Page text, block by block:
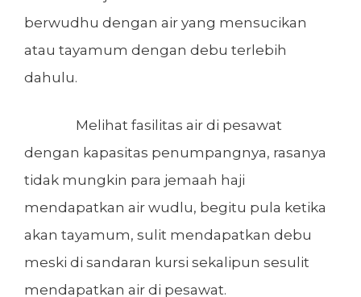
berwudhu dengan air yang mensucikan
atau tayamum dengan debu terlebih
dahulu.
Melihat fasilitas air di pesawat
dengan kapasitas penumpangnya, rasanya
tidak mungkin para jemaah haji
mendapatkan air wudlu, begitu pula ketika
akan tayamum, sulit mendapatkan debu
meski di sandaran kursi sekalipun sesulit
mendapatkan air di pesawat.